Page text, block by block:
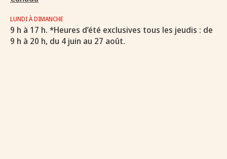
LUNDI À DIMANCHE
9 h à 17 h. *Heures d’été exclusives tous les jeudis : de
9 h à 20 h, du 4 juin au 27 août.